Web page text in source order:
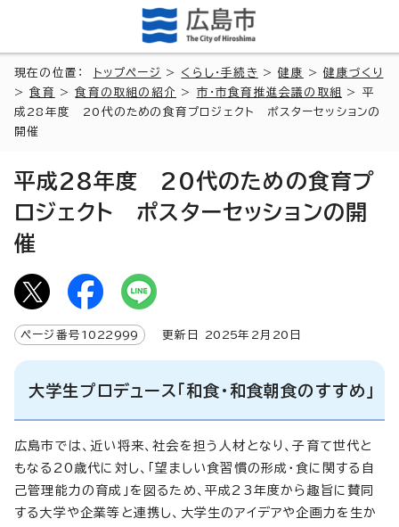
現在の位置： トップページ > くらし・手続き >健康 >健康づくり
>食育 >食育の取組の紹介 > 市・市食育推進会議の取組
> 平
成28年度 20代のための食育プロジェクト ポスターセッションの
開催
平成28年度 20代のための食育プ
ロジェクト ポスターセッションの開
催
ページ番号 1022999 更新日 2025年2月 20 日
大学生プロデュース「和食・和食朝食のすすめ」
広島市では、近い将来、社会を担う人材となり、子育て世代と
もなる20歳代に対し、「望ましい食習慣の形成・食に関する自
己管理能力の育成」を図るため、平成23年度から趣旨に賛同
する大学や企業等と連携し、大学生のアイデアや企画力を生か